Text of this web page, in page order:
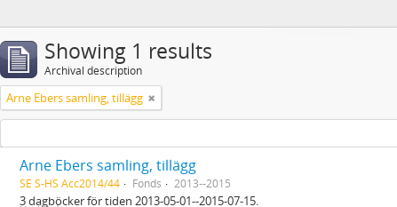
Showing 1 results
Archival description
Arne Ebers samling, tillägg
Arne Ebers samling, tillägg
SE S-HS Acc2014/44 Fonds 2013--2015
3 dagböcker för tiden 2013-05-01--2015-07-15.